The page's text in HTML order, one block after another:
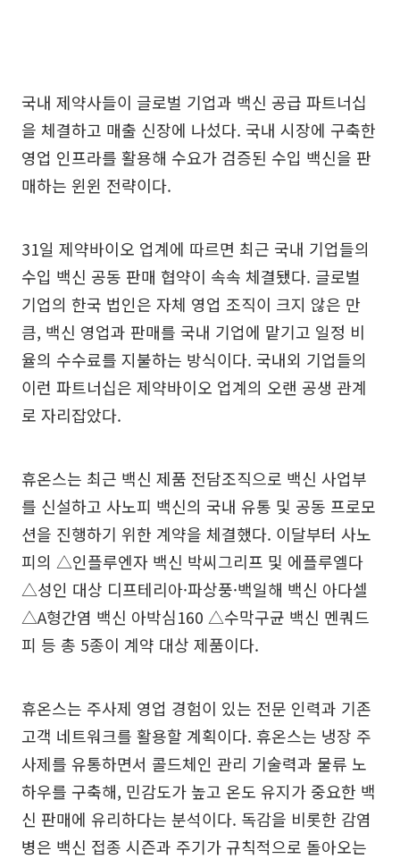
국내 제약사들이 글로벌 기업과 백신 공급 파트너십
을 체결하고 매출 신장에 나섰다. 국내 시장에 구축한
영업 인프라를 활용해 수요가 검증된 수입 백신을 판
매하는 윈윈 전략이다.
31일 제약바이오 업계에 따르면 최근 국내 기업들의
수입 백신 공동 판매 협약이 속속 체결됐다. 글로벌
기업의 한국 법인은 자체 영업 조직이 크지 않은 만
큼, 백신 영업과 판매를 국내 기업에 맡기고 일정 비
율의 수수료를 지불하는 방식이다. 국내외 기업들의
이런 파트너십은 제약바이오 업계의 오랜 공생 관계
로 자리잡았다.
휴온스는 최근 백신 제품 전담조직으로 백신 사업부
를 신설하고 사노피 백신의 국내 유통 및 공동 프로모
션을 진행하기 위한 계약을 체결했다. 이달부터 사노
피의 △인플루엔자 백신 박씨그리프 및 에플루엘다
△성인 대상 디프테리아·파상풍·백일해 백신 아다셀
△A형간염 백신 아박심160 △수막구균 백신 멘쿼드
피 등 총 5종이 계약 대상 제품이다.
휴온스는 주사제 영업 경험이 있는 전문 인력과 기존
고객 네트워크를 활용할 계획이다. 휴온스는 냉장 주
사제를 유통하면서 콜드체인 관리 기술력과 물류 노
하우를 구축해, 민감도가 높고 온도 유지가 중요한 백
신 판매에 유리하다는 분석이다. 독감을 비롯한 감염
병은 백신 접종 시즌과 주기가 규칙적으로 돌아오는